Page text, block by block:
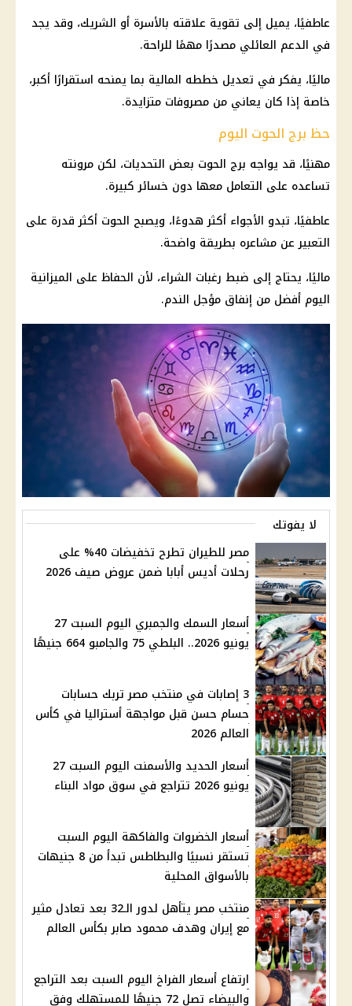
عاطفيًا، يميل إلى تقوية علاقته بالأسرة أو الشريك، وقد يجد
في الدعم العائلي مصدرًا مهمًا للراحة.
ماليًا، يفكر في تعديل خططه المالية بما يمنحه استقرارًا أكبر،
خاصة إذا كان يعاني من مصروفات متزايدة.
حظ برج الحوت اليوم
مهنيًا، قد يواجه برج الحوت بعض التحديات، لكن مرونته
تساعده على التعامل معها دون خسائر كبيرة.
عاطفيًا، تبدو الأجواء أكثر هدوءًا، ويصبح الحوت أكثر قدرة على
التعبير عن مشاعره بطريقة واضحة.
ماليًا، يحتاج إلى ضبط رغبات الشراء، لأن الحفاظ على الميزانية
اليوم أفضل من إنفاق مؤجل الندم.
لا يفوتك
مصر للطيران تطرح تخفيضات 40% على
رحلات أديس أبابا ضمن عروض صيف 2026
أسعار السمك والجمبري اليوم السبت 27
يونيو 2026.. البلطي 75 والجامبو 664 جنيهًا
3 إصابات في منتخب مصر تربك حسابات
حسام حسن قبل مواجهة أستراليا في كأس
العالم 2026
أسعار الحديد والأسمنت اليوم السبت 27
يونيو 2026 تتراجع في سوق مواد البناء
أسعار الخضروات والفاكهة اليوم السبت
تستقر نسبيًا والبطاطس تبدأ من 8 جنيهات
بالأسواق المحلية
منتخب مصر يتأهل لدور الـ32 بعد تعادل مثير
مع إيران وهدف محمود صابر بكأس العالم
ارتفاع أسعار الفراخ اليوم السبت بعد التراجع
والبيضاء تصل 72 جنيهًا للمستهلك وفق